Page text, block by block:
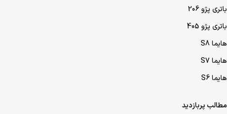
باتری پژو 206
باتری پژو 405
هایما S8
هایما S7
هایما S6
مطالب پربازدید